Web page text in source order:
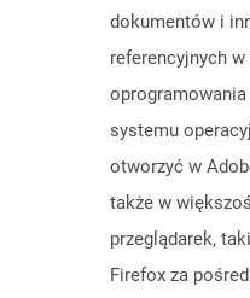
dokumentów i
referencyjnych
systemu
otworzyć w
także w
przeglądarek,
Firefox za